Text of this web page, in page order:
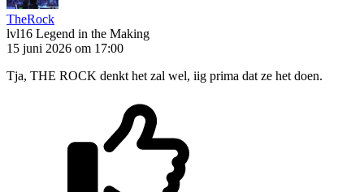
TheRock
lvl16 Legend in the Making
15 juni 2026 om 17:00
Tja, THE ROCK denkt het zal wel, iig prima dat ze het doen.